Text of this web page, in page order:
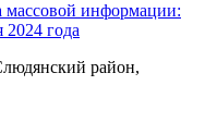
массовой информации:
года
район,